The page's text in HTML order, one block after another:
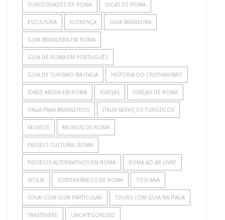
CURIOSIDADES DE ROMA DICAS DE ROMA
ESCULTURA FLORENÇA GUIA BRASILEIRA
GUIA BRASILEIRA EM ROMA
GUIA DE ROMA EM PORTUGUÊS
GUIA DE TURISMO NA ITALIA HISTORIA DO CRISTIANISMO
IDADE MEDIA EM ROMA IGREJAS IGREJAS DE ROMA
ITALIA PARA BRASILEIROS ITALIA SERVIÇOS TURÍSTICOS
MUSEUS MUSEUS DE ROMA
PASSEIO CULTURAL ROMA
PASSEIOS ALTERNATIVOS EM ROMA ROMA AO AR LIVRE
SICILIA SUBTERRÂNEOS DE ROMA TOSCANA
TOUR COM GUIA PARTICULAR TOURS COM GUIA NA ITALIA
TRASTEVERE UNCATEGORIZED